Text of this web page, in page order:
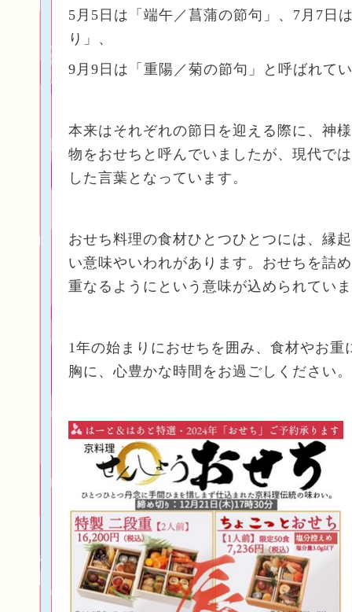
5月5日は「端午／菖蒲の節句」、7月7日
り」、
9月9日は「重陽／菊の節句」と呼ばれて
本来はそれぞれの節日を迎える際に、神
物をおせちと呼んでいましたが、現代で
した言葉となっています。
おせち料理の食材ひとつひとつには、縁
い意味やいわれがあります。おせちを詰
重なるようにという意味が込められてい
1年の始まりにおせちを囲み、食材やお重
胸に、心豊かな時間をお過ごしください。